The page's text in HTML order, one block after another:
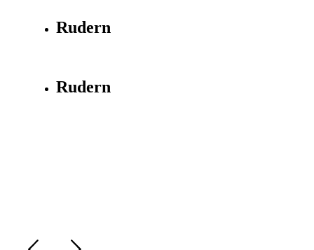
Rudern
Rudern